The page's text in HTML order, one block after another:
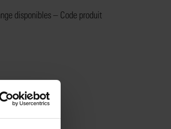
disponibles – Code produit